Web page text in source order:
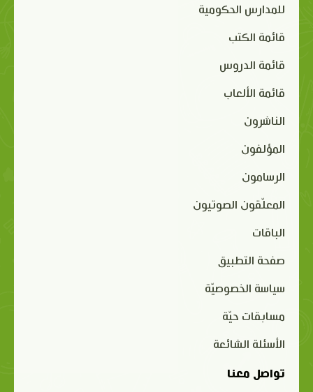
للمدارس الحكومية
قائمة الكتب
قائمة الدروس
قائمة الألعاب
الناشرون
المؤلفون
الرسامون
المعلّقون الصوتيون
الباقات
صفحة التطبيق
سياسة الخصوصيّة
مسابقات حيّة
الأسئلة الشائعة
تواصل معنا